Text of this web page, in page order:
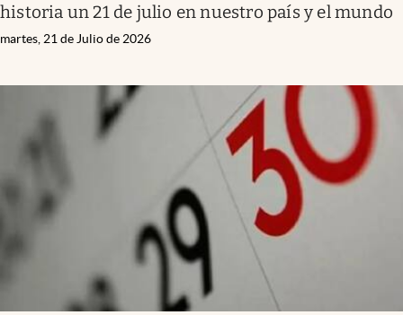
historia un 21 de julio en nuestro país y el mundo
martes, 21 de Julio de 2026